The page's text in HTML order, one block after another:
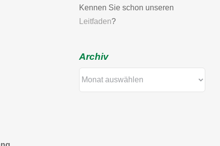
Kennen Sie schon unseren
Leitfaden?
Archiv